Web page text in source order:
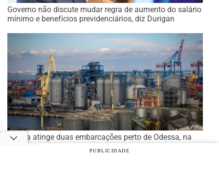
Governo não discute mudar regra de aumento do salário
mínimo e benefícios previdenciários, diz Durigan
Rússia atinge duas embarcações perto de Odessa, na
Ucrânia, diz agência
PUBLICIDADE